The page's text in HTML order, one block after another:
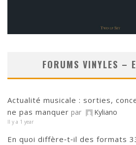
FORUMS VINYLES –
Actualité musicale : sorties,
ne pas manquer par Kyliano
Il y a 1 year
En quoi diffère‑t‑il des formats